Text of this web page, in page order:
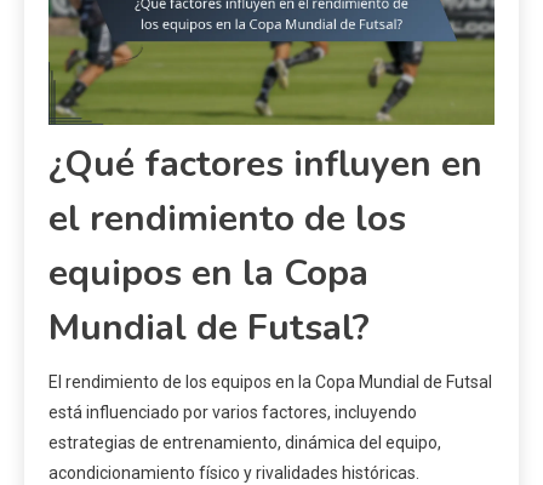
¿Qué factores influyen en
el rendimiento de los
equipos en la Copa
Mundial de Futsal?
El rendimiento de los equipos en la Copa Mundial de Futsal
está influenciado por varios factores, incluyendo
estrategias de entrenamiento, dinámica del equipo,
acondicionamiento físico y rivalidades históricas.